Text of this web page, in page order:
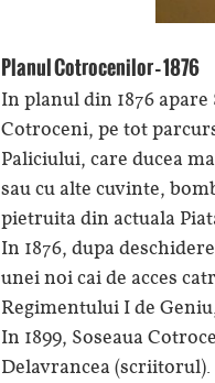
Planul Cotrocenilor – 1876
In planul din 1876
Cotroceni, pe tot
Paliciului, care ducea
sau cu alte cuvinte,
pietruita din actuala
In 1876, dupa
unei noi cai de acces
Regimentului I de
In 1899, Soseaua
Delavrancea